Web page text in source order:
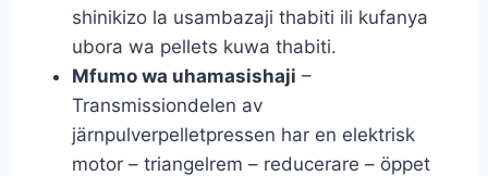
shinikizo la usambazaji thabiti ili kufanya
ubora wa pellets kuwa thabiti.
Mfumo wa uhamasishaji –
Transmissiondelen av
järnpulverpelletpressen har en elektrisk
motor – triangelrem – reducerare – öppet